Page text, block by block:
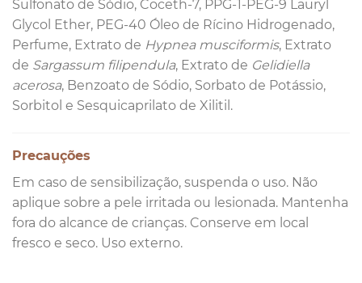
Sulfonato de Sódio, Coceth-7, PPG-1-PEG-9 Lauryl
Glycol Ether, PEG-40 Óleo de Rícino Hidrogenado,
Perfume, Extrato de Hypnea musciformis, Extrato
de Sargassum filipendula, Extrato de Gelidiella
acerosa, Benzoato de Sódio, Sorbato de Potássio,
Sorbitol e Sesquicaprilato de Xilitil.
Precauções
Em caso de sensibilização, suspenda o uso. Não
aplique sobre a pele irritada ou lesionada. Mantenha
fora do alcance de crianças. Conserve em local
fresco e seco. Uso externo.